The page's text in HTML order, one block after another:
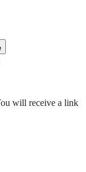
will receive a link